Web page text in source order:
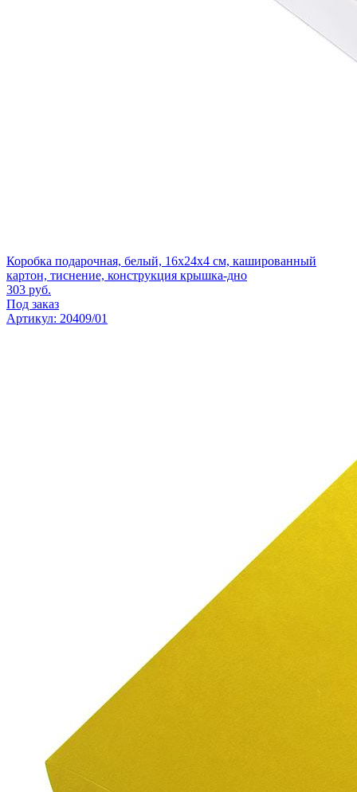
Коробка подарочная, белый, 16х24х4 см, кашированный
картон, тиснение, конструкция крышка-дно
303 руб.
Под заказ
Артикул: 20409/01